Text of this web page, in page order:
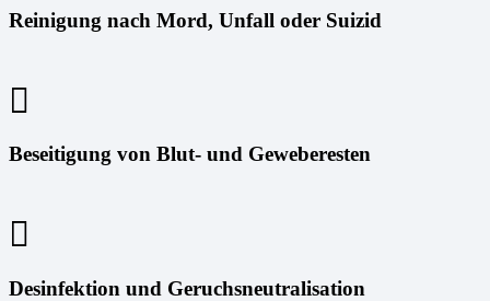
Reinigung nach Mord, Unfall oder Suizid
Beseitigung von Blut- und Geweberesten
Desinfektion und Geruchsneutralisation